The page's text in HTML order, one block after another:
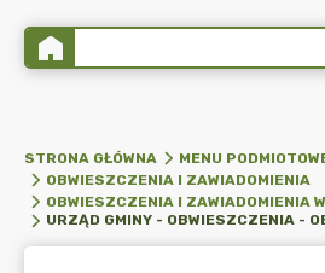
STRONA GŁÓWNA MENU
OBWIESZCZENIA I ZAWIADOMIENIA
OBWIESZCZENIA I ZAWIADOMIENIA